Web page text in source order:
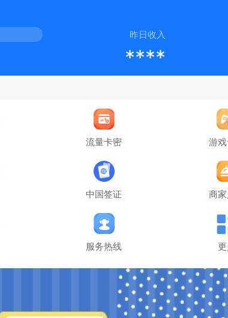
昨日收入
****
流量卡密 游
中国签证 商
服务热线